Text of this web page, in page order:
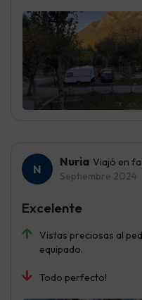
Nuria Viajó en
Septiembre 2024
Vistas preciosas al
equipado.
Todo perfecto!
Excelente